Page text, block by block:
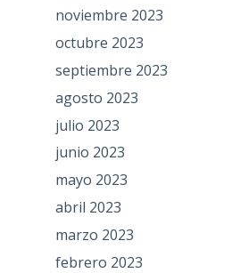
noviembre 2023
octubre 2023
septiembre 2023
agosto 2023
julio 2023
junio 2023
mayo 2023
abril 2023
marzo 2023
febrero 2023